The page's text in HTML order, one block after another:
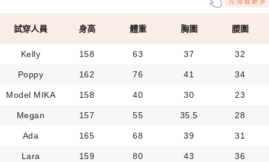
試穿人員 身高 體重 胸圍 腰圍
Kelly 158 63 37 32
Poppy 162 76 41 34
Model MIKA 158 40 30 23
Megan 157 55 35.5 28
Ada 165 68 39 31
Lara 159 80 43 36